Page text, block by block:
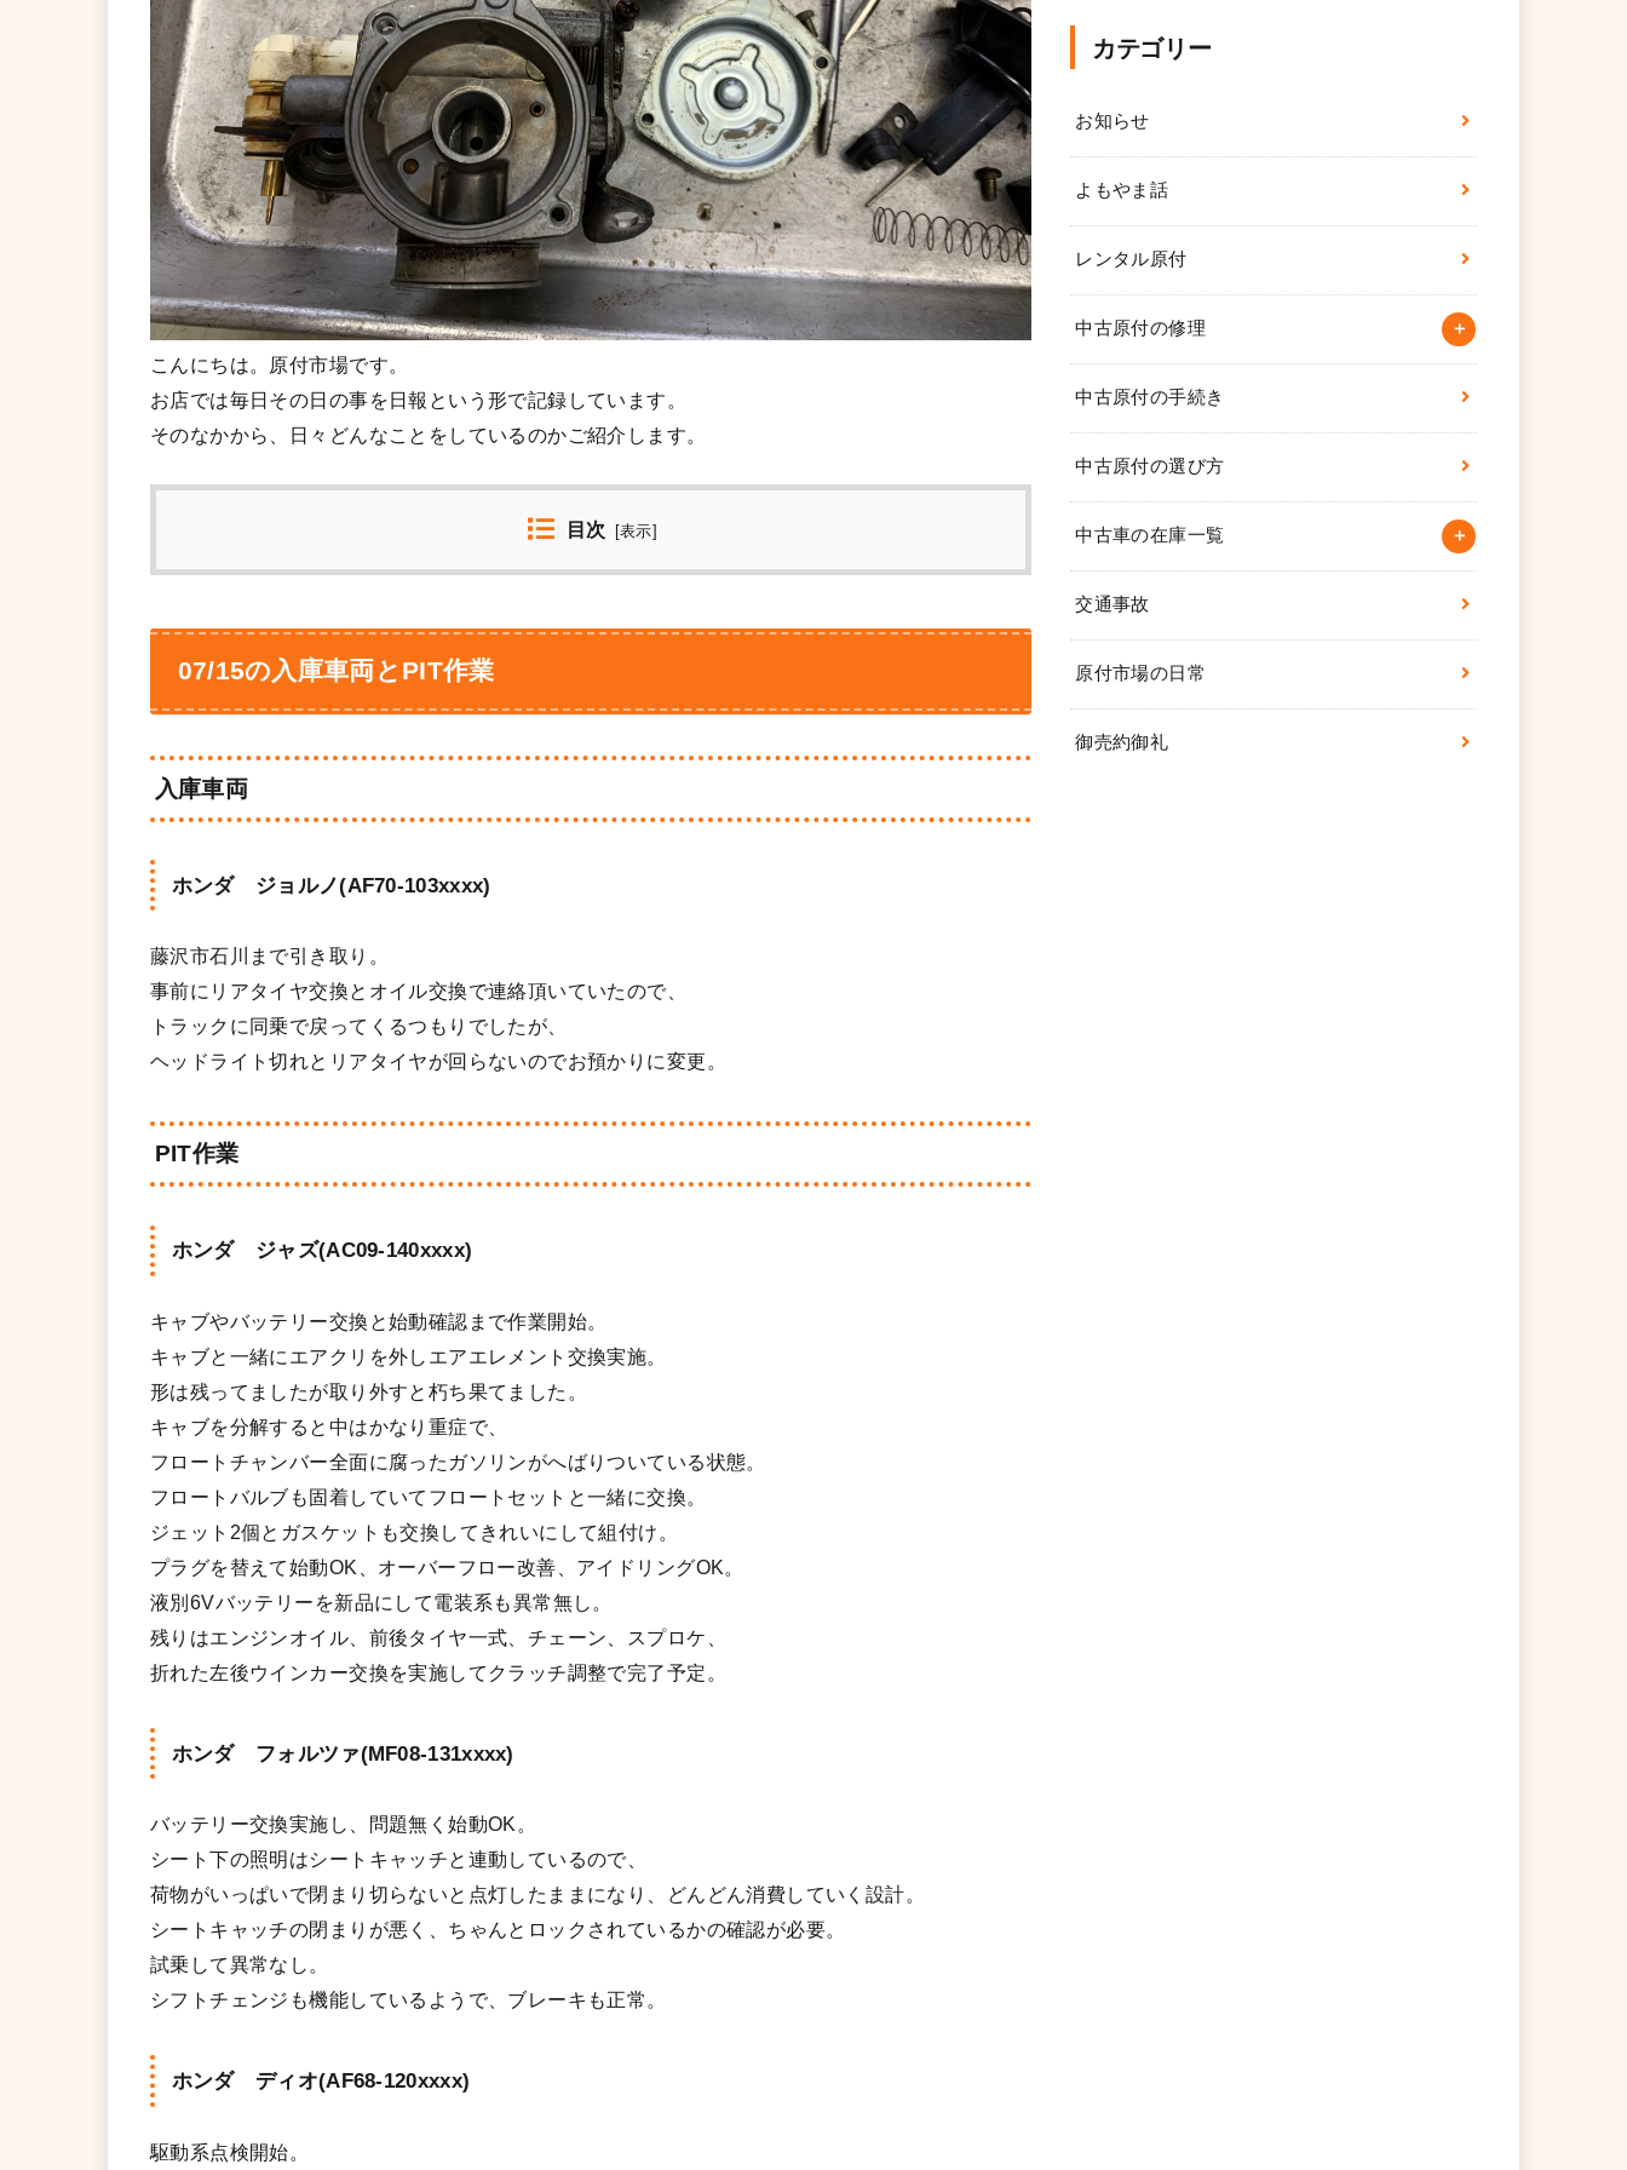
こんにちは。原付市場です。
お店では毎日その日の事を日報という形で記録しています。
そのなかから、日々どんなことをしているのかご紹介します。
目次 [表示
07/15の入庫車両とPIT作業
入庫車両
ホンダ ジョルノ(AF70-103xxxx)
藤沢市石川まで引き取り。
事前にリアタイヤ交換とオイル交換で連絡頂いていたので、
トラックに同乗で戻ってくるつもりでしたが、
ヘッドライト切れとリアタイヤが回らないのでお預かりに変更。
PIT作業
ホンダ ジャズ(AC09-140xxxx)
キャブやバッテリー交換と始動確認まで作業開始。
キャブと一緒にエアクリを外しエアエレメント交換実施。
形は残ってましたが取り外すと朽ち果てました。
キャブを分解すると中はかなり重症で、
フロートチャンバー全面に腐ったガソリンがへばりついている状態。
フロートバルブも固着していてフロートセットと一緒に交換。
ジェット2個とガスケットも交換してきれいにして組付け。
プラグを替えて始動OK、オーバーフロー改善、アイドリングOK。
液別6Vバッテリーを新品にして電装系も異常無し。
残りはエンジンオイル、前後タイヤ一式、チェーン、スプロケ、
折れた左後ウインカー交換を実施してクラッチ調整で完了予定。
ホンダ フォルツァ(MF08-131xxxx)
バッテリー交換実施し、問題無く始動OK。
シート下の照明はシートキャッチと連動しているので、
荷物がいっぱいで閉まり切らないと点灯したままになり、どんどん消費していく設計。
シートキャッチの閉まりが悪く、ちゃんとロックされているかの確認が必要。
試乗して異常なし。
シフトチェンジも機能しているようで、ブレーキも正常。
ホンダ ディオ(AF68-120xxxx)
駆動系点検開始。
カテゴリー
お知らせ
よもやま話
レンタル原付
中古原付の修理
中古原付の手続き
中古原付の選び方
中古車の在庫一覧
交通事故
原付市場の日常
御売約御礼